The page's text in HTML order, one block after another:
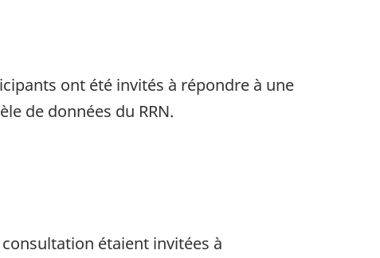
ont été invités à répondre à une
de données du RRN.
étaient invitées à